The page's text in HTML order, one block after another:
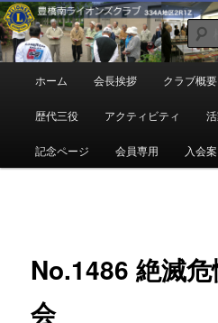
メ
イ
ン
コ
豊橋南ライオンズ
地域奉仕ボランティア
ュ
ホーム 会長挨拶 クラブ概要
歴代三役 アクティビティ
記念ページ 会員専用 入会
No.1486 絶滅
会